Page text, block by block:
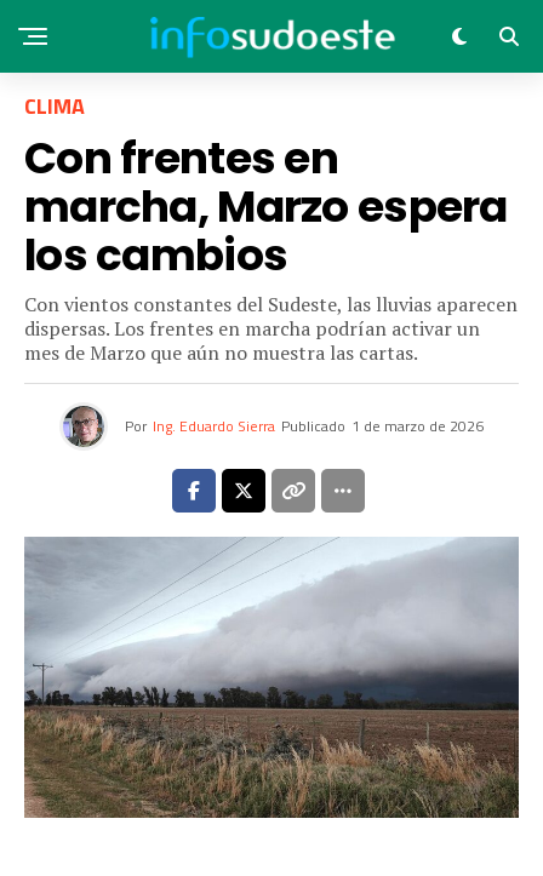
CLIMA
Con frentes en
marcha, Marzo espera
los cambios
Con vientos constantes del Sudeste, las lluvias aparecen
dispersas. Los frentes en marcha podrían activar un
mes de Marzo que aún no muestra las cartas.
Por Ing. Eduardo Sierra Publicado 1 de marzo de 2026